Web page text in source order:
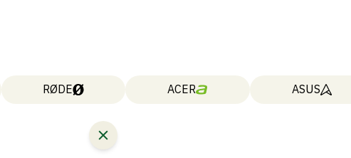
ASUS
ACER
RØDE